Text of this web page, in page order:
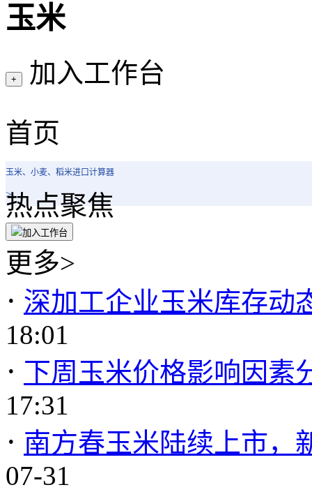
玉米
+
加入工作台
首页
玉米、小麦、稻米进口计算器
>
热点聚焦
加入工作台
更多>
· 深加工企业玉米库存动
18:01
· 下周玉米价格影响因素
17:31
· 南方春玉米陆续上市，
07-31